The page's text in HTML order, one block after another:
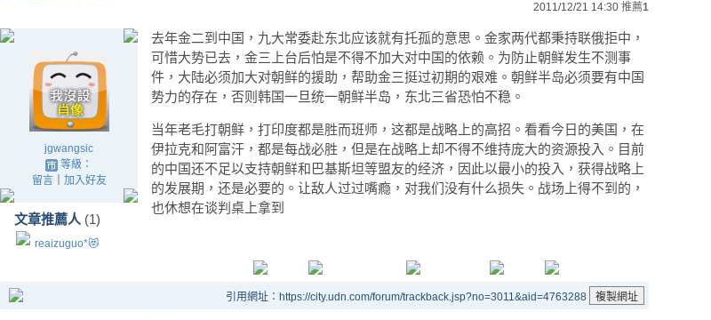
2011/12/21 14:30 推薦1
jgwangsic
等級：
留言｜ 加入好友
文章推薦人 (1)
reaizuguo*😻
去年金二到中国，九大常委赴东北应该就有托孤的意思。金家两代都秉持联俄拒中，
可惜大势已去，金三上台后怕是不得不加大对中国的依赖。为防止朝鲜发生不测事
件，大陆必须加大对朝鲜的援助，帮助金三挺过初期的艰难。朝鲜半岛必须要有中国
势力的存在，否则韩国一旦统一朝鲜半岛，东北三省恐怕不稳。
当年老毛打朝鲜，打印度都是胜而班师，这都是战略上的高招。看看今日的美国，在
伊拉克和阿富汗，都是每战必胜，但是在战略上却不得不维持庞大的资源投入。目前
的中国还不足以支持朝鲜和巴基斯坦等盟友的经济，因此以最小的投入，获得战略上
的发展期，还是必要的。让敌人过过嘴瘾，对我们没有什么损失。战场上得不到的，
也休想在谈判桌上拿到
引用網址：https://city.udn.com/forum/trackback.jsp?no=3011&aid=4763288